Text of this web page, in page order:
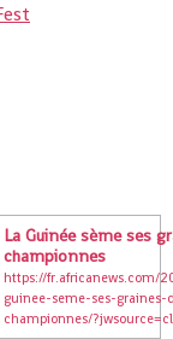
La Guinée sème ses
championnes
https://fr.africanews.com/
guinee-seme-ses-graines-
championnes/